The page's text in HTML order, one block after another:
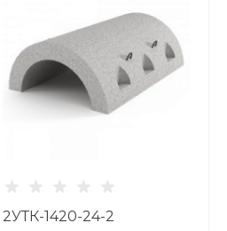
2УТК-1420-24-2